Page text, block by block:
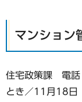
マンション
住宅政策課 電
とき／11月18